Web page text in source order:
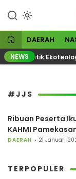
konten
DAERAH
NEWS
Tematik
#JJS
Ribuan Peserta
KAHMI
DAERAH 21 Januari
TERPOPULER